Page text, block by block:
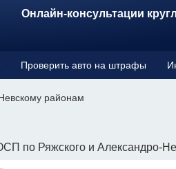
Онлайн-консультации
Проверить авто на штрафы
районам
по Ряжского и Александро-